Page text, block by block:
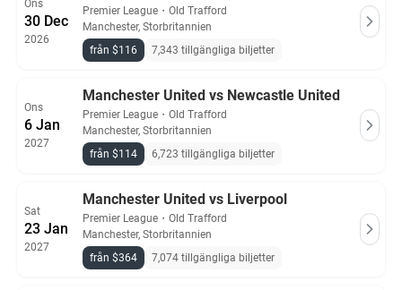
Ons
30 Dec
2026
Premier League ・ Old Trafford
Manchester, Storbritannien
från $116
7,343 tillgängliga biljetter
Ons
6 Jan
2027
Manchester United vs Newcastle United
Premier League ・ Old Trafford
Manchester, Storbritannien
från $114
6,723 tillgängliga biljetter
Sat
23 Jan
2027
Manchester United vs Liverpool
Premier League ・ Old Trafford
Manchester, Storbritannien
från $364
7,074 tillgängliga biljetter